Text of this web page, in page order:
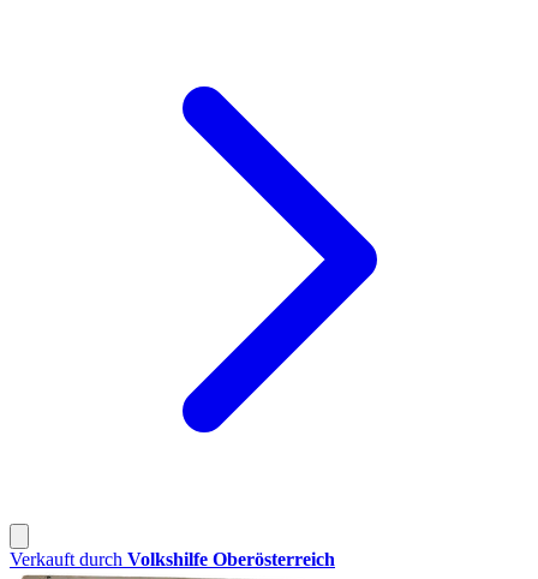
Verkauft durch Volkshilfe Oberösterreich